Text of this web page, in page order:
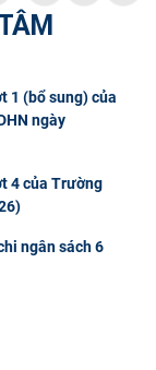
1 (bổ sung) của
ngày
4 của Trường
ngân sách 6